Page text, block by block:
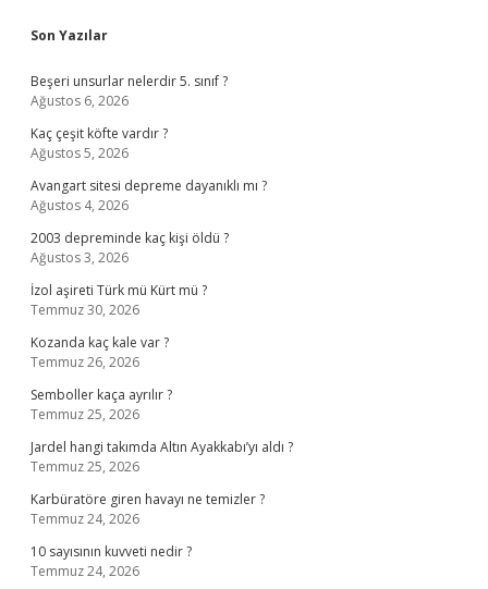
Sidebar
Son Yazılar
Beşeri unsurlar nelerdir 5. sınıf ?
Ağustos 6, 2026
Kaç çeşit köfte vardır ?
Ağustos 5, 2026
Avangart sitesi depreme dayanıklı mı ?
Ağustos 4, 2026
2003 depreminde kaç kişi öldü ?
Ağustos 3, 2026
İzol aşireti Türk mü Kürt mü ?
Temmuz 30, 2026
Kozanda kaç kale var ?
Temmuz 26, 2026
Semboller kaça ayrılır ?
Temmuz 25, 2026
Jardel hangi takımda Altın Ayakkabı’yı aldı ?
Temmuz 25, 2026
Karbüratöre giren havayı ne temizler ?
Temmuz 24, 2026
10 sayısının kuvveti nedir ?
Temmuz 24, 2026